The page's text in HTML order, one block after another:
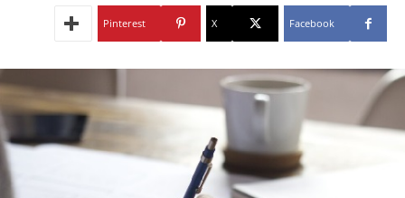
Facebook
X
Pinterest